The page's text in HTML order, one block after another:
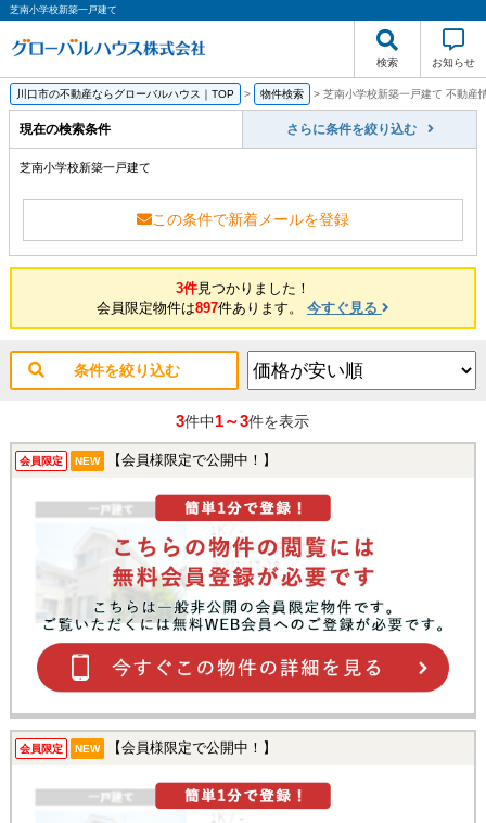
芝南小学校新築一戸建て
検索 お知らせ
川口市の不動産ならグローバルハウス｜TOP > 物件検索 > 芝南小学校新築一戸建て 不動産
現在の検索条件 さらに条件を絞り込む
芝南小学校新築一戸建て
この条件で新着メールを登録
3件見つかりました！
会員限定物件は897件あります。 今すぐ見る
条件を絞り込む
3件中1～3件を表示
会員限定 NEW 【会員様限定で公開中！】
会員限定 NEW 【会員様限定で公開中！】